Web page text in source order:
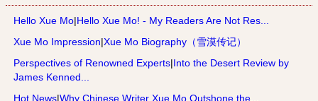
Hello Xue Mo|Hello Xue Mo! - My Readers Are Not Res...
Xue Mo Impression|Xue Mo Biography（雪漠传记）
Perspectives of Renowned Experts|Into the Desert Review by
James Kenned...
Hot News|Why Chinese Writer Xue Mo Outshone the...